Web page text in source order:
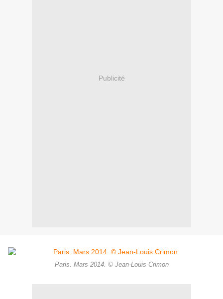
Publicité
Paris. Mars 2014. © Jean-Louis Crimon